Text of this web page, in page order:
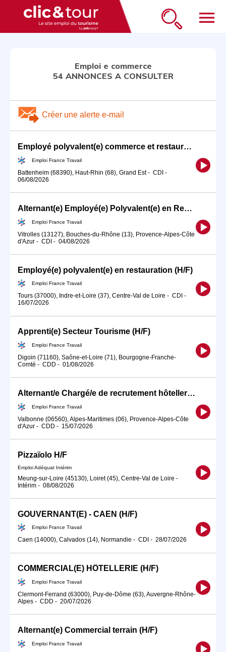
menu
Emploi e commerce
54 ANNONCES A CONSULTER
Créer une alerte e-mail
Employé polyvalent(e) commerce et restauration en station service (H/F)
Emploi France Travail
Battenheim (68390), Haut-Rhin (68), Grand Est- CDI -
06/08/2026
Alternant(e) Employé(e) Polyvalent(e) en Restauration Rapide 35H (H/F)
Emploi France Travail
Vitrolles (13127), Bouches-du-Rhône (13), Provence-Alpes-Côte
d'Azur - CDI - 04/08/2026
Employé(e) polyvalent(e) en restauration (H/F)
Emploi France Travail
Tours (37000), Indre-et-Loire (37), Centre-Val de Loire - CDI -
16/07/2026
Apprenti(e) Secteur Tourisme (H/F)
Emploi France Travail
Digoin (71160), Saône-et-Loire (71), Bourgogne-Franche-
Comté - CDD - 01/08/2026
Alternant/e Chargé/e de recrutement hôtellerie/restauration (H/F)
Emploi France Travail
Valbonne (06560), Alpes-Maritimes (06), Provence-Alpes-Côte
d'Azur - CDD - 15/07/2026
Pizzaïolo H/F
Emploi Adéquat Intérim
Meung-sur-Loire (45130), Loiret (45), Centre-Val de Loire -
Intérim - 08/08/2026
GOUVERNANT(E) - CAEN (H/F)
Emploi France Travail
Caen (14000), Calvados (14), Normandie - CDI - 28/07/2026
COMMERCIAL(E) HÔTELLERIE (H/F)
Emploi France Travail
Clermont-Ferrand (63000), Puy-de-Dôme (63), Auvergne-Rhône-
Alpes - CDD - 20/07/2026
Alternant(e) Commercial terrain (H/F)
Emploi France Travail